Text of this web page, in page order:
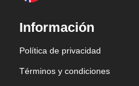
Información
Política de privacidad
Términos y condiciones